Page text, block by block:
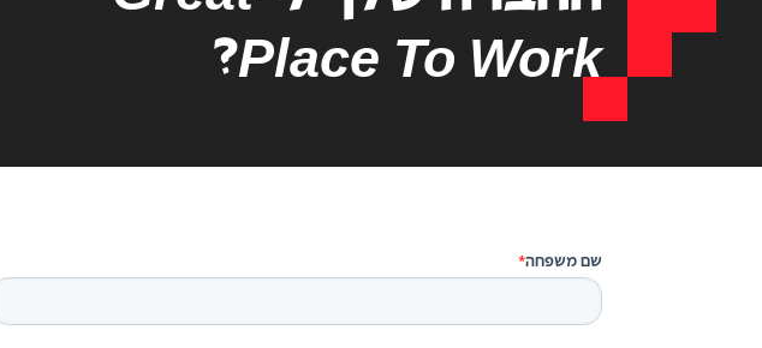
Place To Work
?
שם משפחה*